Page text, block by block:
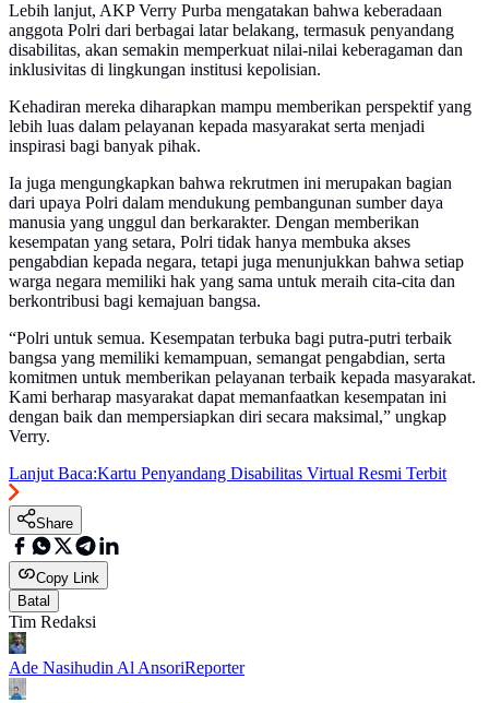
Lebih lanjut, AKP Verry Purba mengatakan bahwa keberadaan
anggota Polri dari berbagai latar belakang, termasuk penyandang
disabilitas, akan semakin memperkuat nilai-nilai keberagaman dan
inklusivitas di lingkungan institusi kepolisian.
Kehadiran mereka diharapkan mampu memberikan perspektif yang
lebih luas dalam pelayanan kepada masyarakat serta menjadi
inspirasi bagi banyak pihak.
Ia juga mengungkapkan bahwa rekrutmen ini merupakan bagian
dari upaya Polri dalam mendukung pembangunan sumber daya
manusia yang unggul dan berkarakter. Dengan memberikan
kesempatan yang setara, Polri tidak hanya membuka akses
pengabdian kepada negara, tetapi juga menunjukkan bahwa setiap
warga negara memiliki hak yang sama untuk meraih cita-cita dan
berkontribusi bagi kemajuan bangsa.
“Polri untuk semua. Kesempatan terbuka bagi putra-putri terbaik
bangsa yang memiliki kemampuan, semangat pengabdian, serta
komitmen untuk memberikan pelayanan terbaik kepada masyarakat.
Kami berharap masyarakat dapat memanfaatkan kesempatan ini
dengan baik dan mempersiapkan diri secara maksimal,” ungkap
Verry.
Lanjut Baca:Kartu Penyandang Disabilitas Virtual Resmi Terbit
Share
Copy Link
Batal
Tim Redaksi
Ade Nasihudin Al AnsoriReporter